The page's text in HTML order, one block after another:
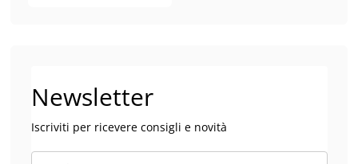
Newsletter
Iscriviti per ricevere consigli e novità